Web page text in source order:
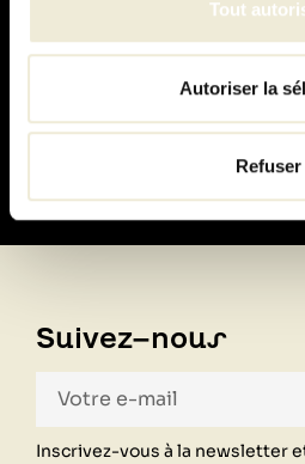
Tout
Autoriser la
Refuser
Suivez-nous
Inscrivez-vous à la newsletter